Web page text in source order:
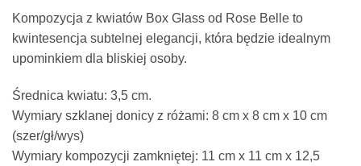
Kompozycja z kwiatów Box Glass od Rose Belle to
kwintesencja subtelnej elegancji, która będzie idealnym
upominkiem dla bliskiej osoby.
Średnica kwiatu: 3,5 cm.
Wymiary szklanej donicy z różami: 8 cm x 8 cm x 10 cm
(szer/gł/wys)
Wymiary kompozycji zamkniętej: 11 cm x 11 cm x 12,5